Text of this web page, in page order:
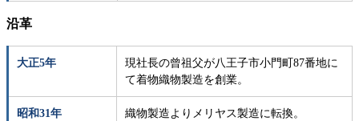
沿革
大正5年
現社長の曾祖父が八王子市小門町87番地に
て着物織物製造を創業。
昭和31年 織物製造よりメリヤス製造に転換。